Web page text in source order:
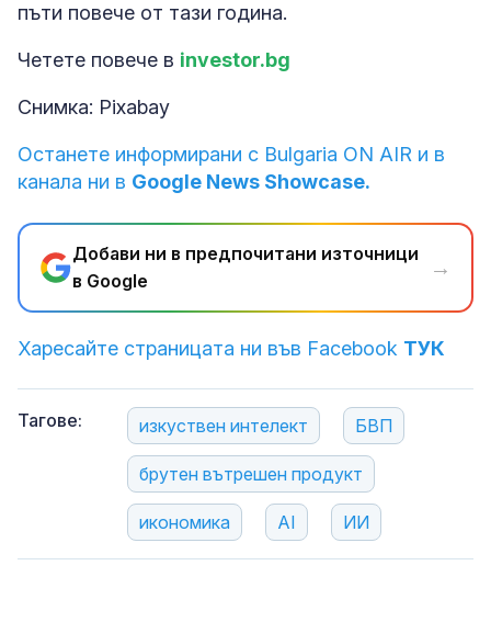
пъти повече от тази година.
Четете повече в investor.bg
Снимка: Pixabay
Останете информирани с Bulgaria ON AIR и в
канала ни в Google News Showcase.
Добави ни в предпочитани източници
в Google
→
Харесайте страницата ни във Facebook ТУК
Тагове: изкуствен интелект БВП
брутен вътрешен продукт
икономика AI ИИ